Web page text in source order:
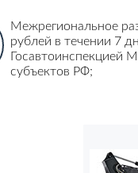
Межрегиональное
рублей в течении 7
Госавтоинспекцией
субъектов РФ;